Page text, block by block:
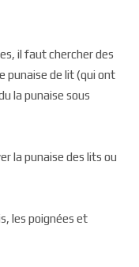
il faut chercher des
punaise de lit (qui ont
la punaise sous
la punaise des lits ou
les poignées et